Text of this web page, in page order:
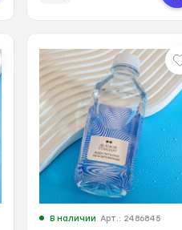
В наличии Арт.: 2486845